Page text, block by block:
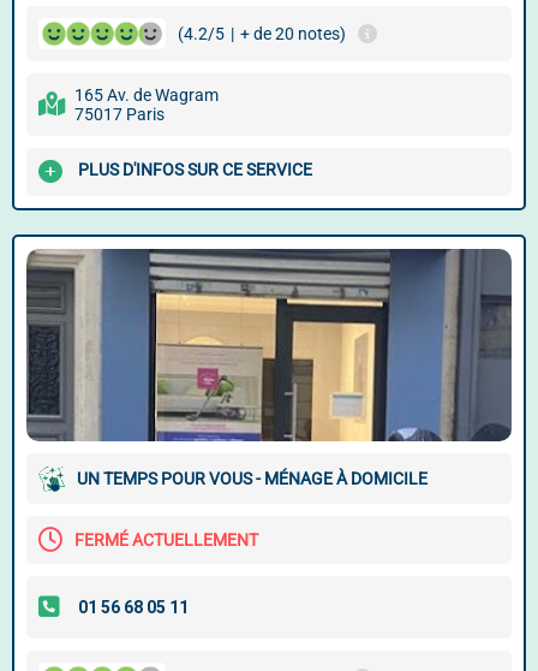
(4.2/5 | + de 20 notes)
165 Av. de Wagram
75017 Paris
PLUS D'INFOS SUR CE SERVICE
UN TEMPS POUR VOUS - MÉNAGE À DOMICILE
FERMÉ ACTUELLEMENT